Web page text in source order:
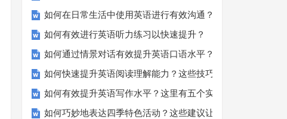
如何在日常生活中使用英语进行有效沟通？——实用英语口
如何有效进行英语听力练习以快速提升？
如何通过情景对话有效提升英语口语水平？
如何快速提升英语阅读理解能力？这些技巧你必须知道！
如何有效提升英语写作水平？这里有五个实用建议！
如何巧妙地表达四季特色活动？这些建议让您的活动更加丰